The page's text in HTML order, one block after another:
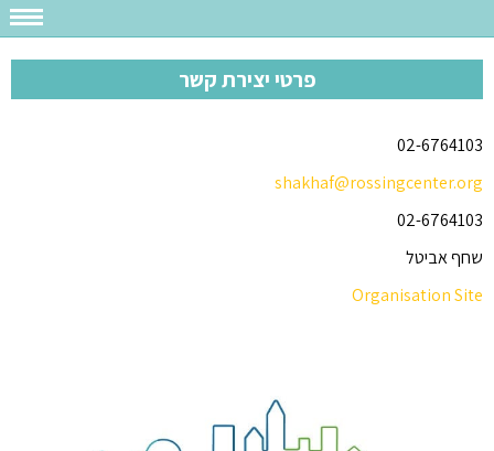
פרטי יצירת קשר
02-6764103
shakhaf@rossingcenter.org
02-6764103
שחף אביטל
Organisation Site